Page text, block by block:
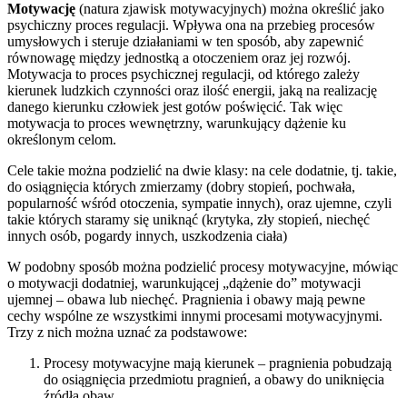
Motywację (natura zjawisk motywacyjnych) można określić jako
psychiczny proces regulacji. Wpływa ona na przebieg procesów
umysłowych i steruje działaniami w ten sposób, aby zapewnić
równowagę między jednostką a otoczeniem oraz jej rozwój.
Motywacja to proces psychicznej regulacji, od którego zależy
kierunek ludzkich czynności oraz ilość energii, jaką na realizację
danego kierunku człowiek jest gotów poświęcić. Tak więc
motywacja to proces wewnętrzny, warunkujący dążenie ku
określonym celom.
Cele takie można podzielić na dwie klasy: na cele dodatnie, tj. takie,
do osiągnięcia których zmierzamy (dobry stopień, pochwała,
popularność wśród otoczenia, sympatie innych), oraz ujemne, czyli
takie których staramy się uniknąć (krytyka, zły stopień, niechęć
innych osób, pogardy innych, uszkodzenia ciała)
W podobny sposób można podzielić procesy motywacyjne, mówiąc
o motywacji dodatniej, warunkującej „dążenie do” motywacji
ujemnej – obawa lub niechęć. Pragnienia i obawy mają pewne
cechy wspólne ze wszystkimi innymi procesami motywacyjnymi.
Trzy z nich można uznać za podstawowe:
Procesy motywacyjne mają kierunek – pragnienia pobudzają
do osiągnięcia przedmiotu pragnień, a obawy do uniknięcia